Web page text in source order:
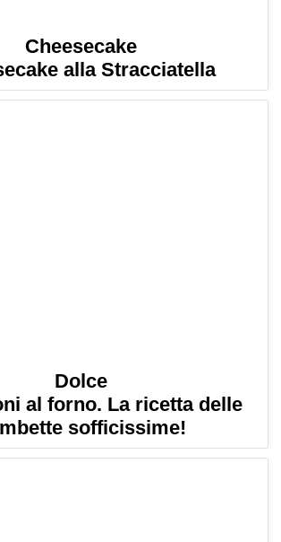
Cheesecake
alla Stracciatella
Dolce
al forno. La ricetta delle
sofficissime!